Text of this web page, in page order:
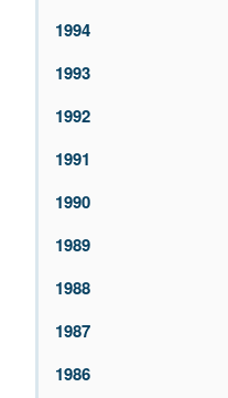
1994
1993
1992
1991
1990
1989
1988
1987
1986